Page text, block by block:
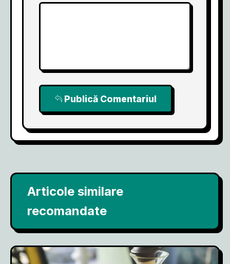
Publică Comentariul
Articole similare
recomandate